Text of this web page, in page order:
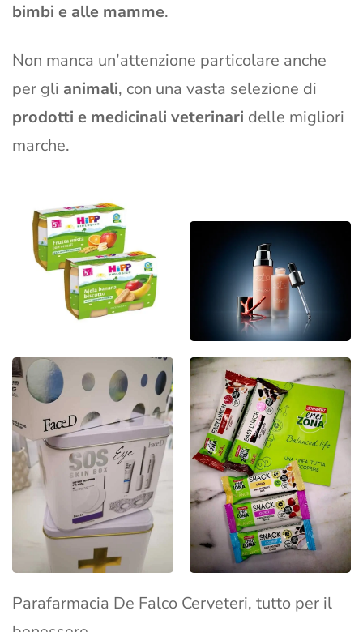
bimbi e alle mamme.
Non manca un’attenzione particolare anche
per gli animali, con una vasta selezione di
prodotti e medicinali veterinari delle migliori
marche.
Parafarmacia De Falco Cerveteri, tutto per il